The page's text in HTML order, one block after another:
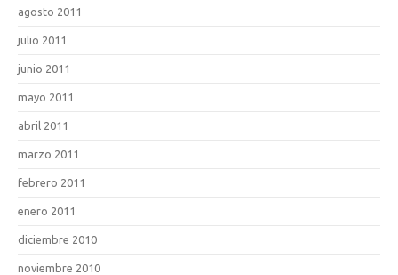
agosto 2011
julio 2011
junio 2011
mayo 2011
abril 2011
marzo 2011
febrero 2011
enero 2011
diciembre 2010
noviembre 2010